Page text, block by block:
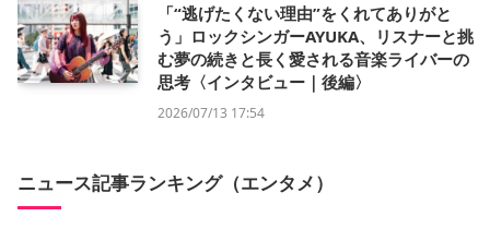
「“逃げたくない理由”をくれてありがと
う」ロックシンガーAYUKA、リスナーと挑
む夢の続きと長く愛される音楽ライバーの
思考〈インタビュー｜後編〉
2026/07/13 17:54
ニュース記事ランキング（エンタメ）